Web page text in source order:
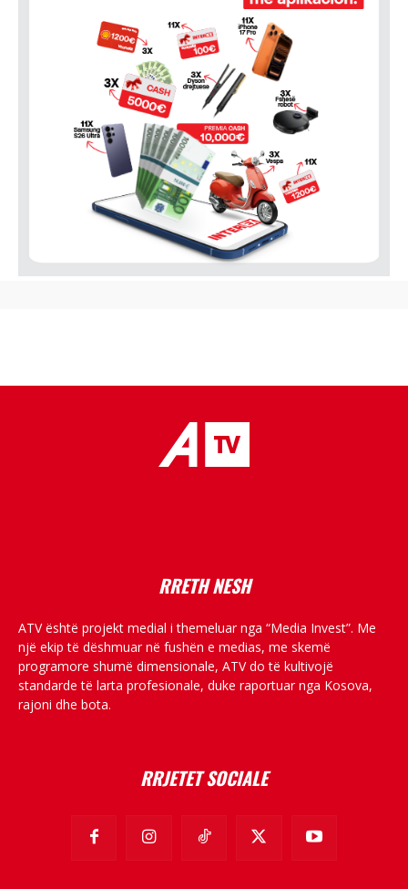
RRETH NESH
ATV është projekt medial i themeluar nga “Media Invest”. Me
një ekip të dëshmuar në fushën e medias, me skemë
programore shumë dimensionale, ATV do të kultivojë
standarde të larta profesionale, duke raportuar nga Kosova,
rajoni dhe bota.
RRJETET SOCIALE